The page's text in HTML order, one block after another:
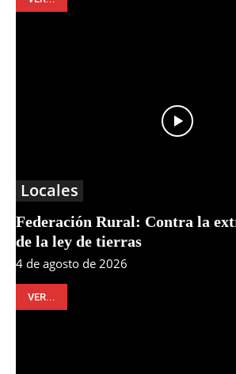
Locales
Federación Rural: Contra la
de la ley de tierras
4 de agosto de 2026
VER...